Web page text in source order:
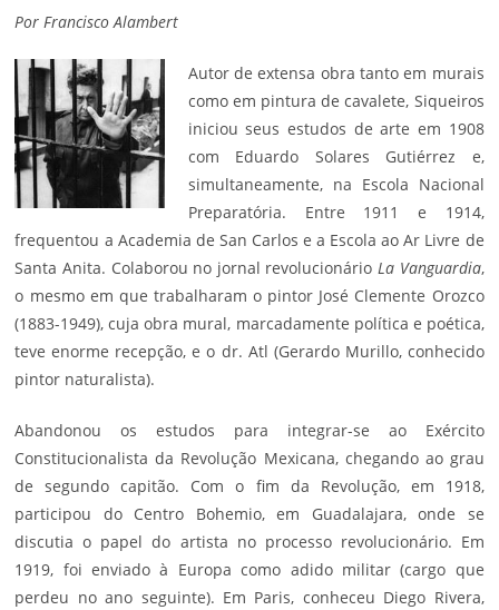
PorFrancisco Alambert
Autor de extensa obra tanto em murais
como em pintura de cavalete, Siqueiros
iniciou seus estudos de arte em 1908
com Eduardo Solares Gutiérrez e,
simultaneamente, na Escola Nacional
Preparatória. Entre 1911 e 1914,
frequentou a Academia de San Carlos e a Escola ao Ar Livre de
Santa Anita. Colaborou no jornal revolucionário La Vanguardia,
o mesmo em que trabalharam o pintor José Clemente Orozco
(1883-1949), cuja obra mural, marcadamente política e poética,
teve enorme recepção, e o dr. Atl (Gerardo Murillo, conhecido
pintor naturalista).
Abandonou os estudos para integrar-se ao Exército
Constitucionalista da Revolução Mexicana, chegando ao grau
de segundo capitão. Com o fim da Revolução, em 1918,
participou do Centro Bohemio, em Guadalajara, onde se
discutia o papel do artista no processo revolucionário. Em
1919, foi enviado à Europa como adido militar (cargo que
perdeu no ano seguinte). Em Paris, conheceu Diego Rivera,